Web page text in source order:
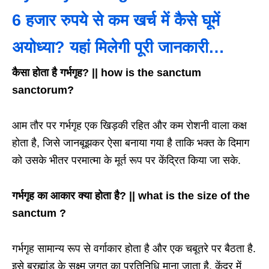
6 हजार रुपये से कम खर्च में कैसे घूमें
अयोध्या? यहां मिलेगी पूरी जानकारी…
कैसा होता है गर्भगृह? || how is the sanctum
sanctorum?
आम तौर पर गर्भगृह एक खिड़की रहित और कम रोशनी वाला कक्ष
होता है, जिसे जानबूझकर ऐसा बनाया गया है ताकि भक्त के दिमाग
को उसके भीतर परमात्मा के मूर्त रूप पर केंद्रित किया जा सके.
गर्भगृह का आकार क्या होता है? || what is the size of the
sanctum ?
गर्भगृह सामान्य रूप से वर्गाकार होता है और एक चबूतरे पर बैठता है.
इसे ब्रह्मांड के सूक्ष्म जगत का प्रतिनिधि माना जाता है. केंद्र में